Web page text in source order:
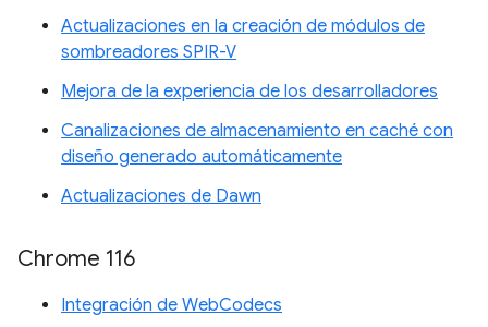
Actualizaciones en la creación de módulos de
sombreadores SPIR-V
Mejora de la experiencia de los desarrolladores
Canalizaciones de almacenamiento en caché con
diseño generado automáticamente
Actualizaciones de Dawn
Chrome 116
Integración de WebCodecs